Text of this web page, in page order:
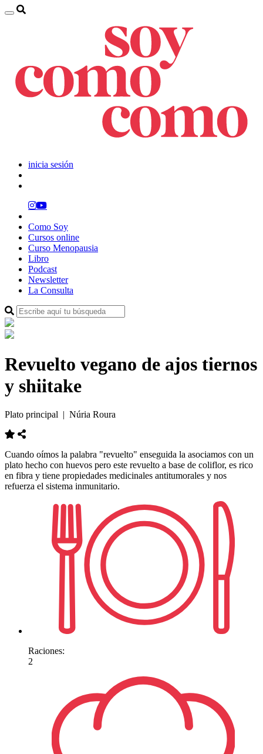
inicia sesión
Como Soy
Cursos online
Curso Menopausia
Libro
Podcast
Newsletter
La Consulta
Revuelto vegano de ajos tiernos
y shiitake
Plato principal | Núria Roura
Cuando oímos la palabra "revuelto" enseguida la asociamos con un
plato hecho con huevos pero este revuelto a base de coliflor, es rico
en fibra y tiene propiedades medicinales antitumorales y nos
refuerza el sistema inmunitario.
Raciones:
2